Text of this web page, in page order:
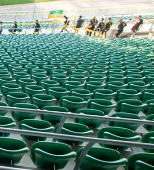
POMOC
SKLEP RUNMAGEDDON